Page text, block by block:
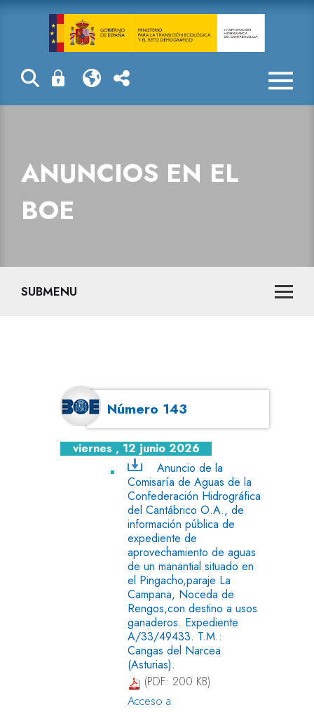
Anuncios en
ANUNCIOS EN EL
BOE
SUBMENU
Número 143
viernes , 12 junio 2026
Anuncio de la
Comisaría de Aguas de la
Confederación Hidrográfica
del Cantábrico O.A., de
información pública de
expediente de
aprovechamiento de aguas
de un manantial situado en
el Pingacho,paraje La
Campana, Noceda de
Rengos,con destino a usos
ganaderos. Expediente
A/33/49433. T.M.:
Cangas del Narcea
(Asturias).
(PDF: 200 KB)
Acceso a